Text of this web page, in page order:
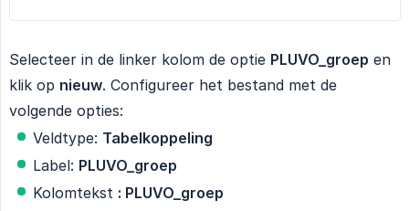
Selecteer in de linker kolom de optie PLUVO_groep en
klik op nieuw. Configureer het bestand met de
volgende opties:
Veldtype: Tabelkoppeling
Label: PLUVO_groep
Kolomtekst : PLUVO_groep